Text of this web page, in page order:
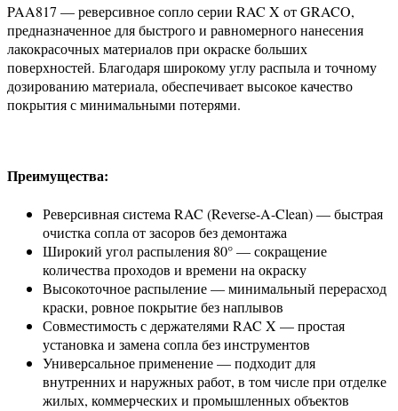
PAA817 — реверсивное сопло серии RAC X от GRACO,
предназначенное для быстрого и равномерного нанесения
лакокрасочных материалов при окраске больших
поверхностей. Благодаря широкому углу распыла и точному
дозированию материала, обеспечивает высокое качество
покрытия с минимальными потерями.
Преимущества:
Реверсивная система RAC (Reverse-A-Clean) — быстрая
очистка сопла от засоров без демонтажа
Широкий угол распыления 80° — сокращение
количества проходов и времени на окраску
Высокоточное распыление — минимальный перерасход
краски, ровное покрытие без наплывов
Совместимость с держателями RAC X — простая
установка и замена сопла без инструментов
Универсальное применение — подходит для
внутренних и наружных работ, в том числе при отделке
жилых, коммерческих и промышленных объектов